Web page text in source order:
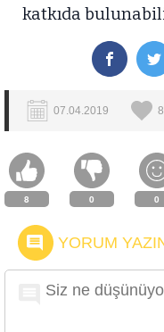
katkıda
07.04.2019 8
8 0 0
YORUM